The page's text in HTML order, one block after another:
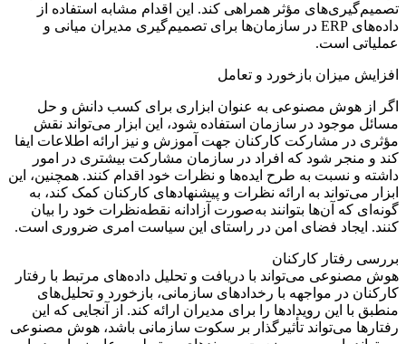
تصمیم‌گیری‌های مؤثر همراهی کند. این اقدام مشابه استفاده از
داده‌های ERP در سازمان‌ها برای تصمیم‌گیری مدیران میانی و
عملیاتی است.
افزایش میزان بازخورد و تعامل
اگر از هوش مصنوعی به عنوان ابزاری برای کسب دانش و حل
مسائل موجود در سازمان استفاده شود، این ابزار می‌تواند نقش
مؤثری در مشارکت کارکنان جهت آموزش و نیز ارائه اطلاعات ایفا
کند و منجر شود که افراد در سازمان مشارکت بیشتری در امور
داشته و نسبت به طرح ایده‌ها و نظرات خود اقدام کنند. همچنین، این
ابزار می‌تواند به ارائه نظرات و پیشنهادهای کارکنان کمک کند، به
گونه‌ای که آن‌ها بتوانند به‌صورت آزادانه نقطه‌نظرات خود را بیان
کنند. ایجاد فضای امن در راستای این سیاست امری ضروری است.
بررسی رفتار کارکنان
هوش مصنوعی می‌تواند با دریافت و تحلیل داده‌های مرتبط با رفتار
کارکنان در مواجهه با رخدادهای سازمانی، بازخورد و تحلیل‌های
منطبق با این رویدادها را برای مدیران ارائه کند. از آنجایی که این
رفتارها می‌تواند تأثیرگذار بر سکوت سازمانی باشد، هوش مصنوعی